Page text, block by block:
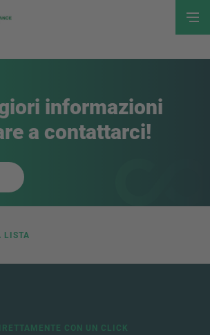
informazioni
a contattarci!
LISTA
CON UN CLICK